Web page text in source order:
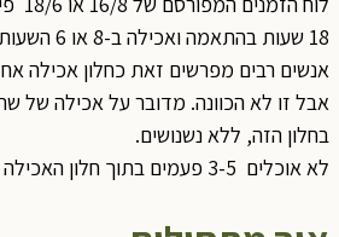
18 שעות בהתאמה ואכילה ב-8 או 6 השעות שנותרו.
אבל זו לא הכוונה. מדובר על אכילה של
בחלון הזה, ללא נשנושים.
לא אוכלים 3-5 פעמים בתוך חלון האכילה של 8 שעות.